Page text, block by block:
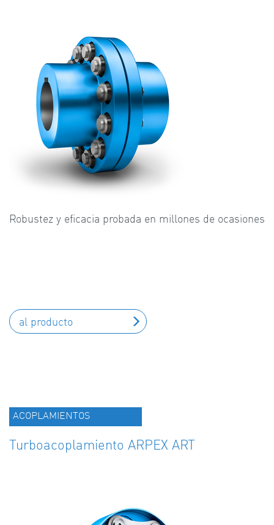
Robustez y eficacia probada en millones de ocasiones
al producto
ACOPLAMIENTOS
Turboacoplamiento ARPEX ART